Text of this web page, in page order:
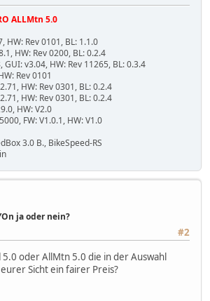
ALLMtn 5.0
HW: Rev 0101, BL: 1.1.0
HW: Rev 0200, BL: 0.2.4
GUI: v3.04, HW: Rev 11265, BL: 0.3.4
Rev 0101
HW: Rev 0301, BL: 0.2.4
HW: Rev 0301, BL: 0.2.4
HW: V2.0
FW: V1.0.1, HW: V1.0
3.0 B., BikeSpeed-RS
ja oder nein?
#2
oder AllMtn 5.0 die in der Auswahl
Sicht ein fairer Preis?